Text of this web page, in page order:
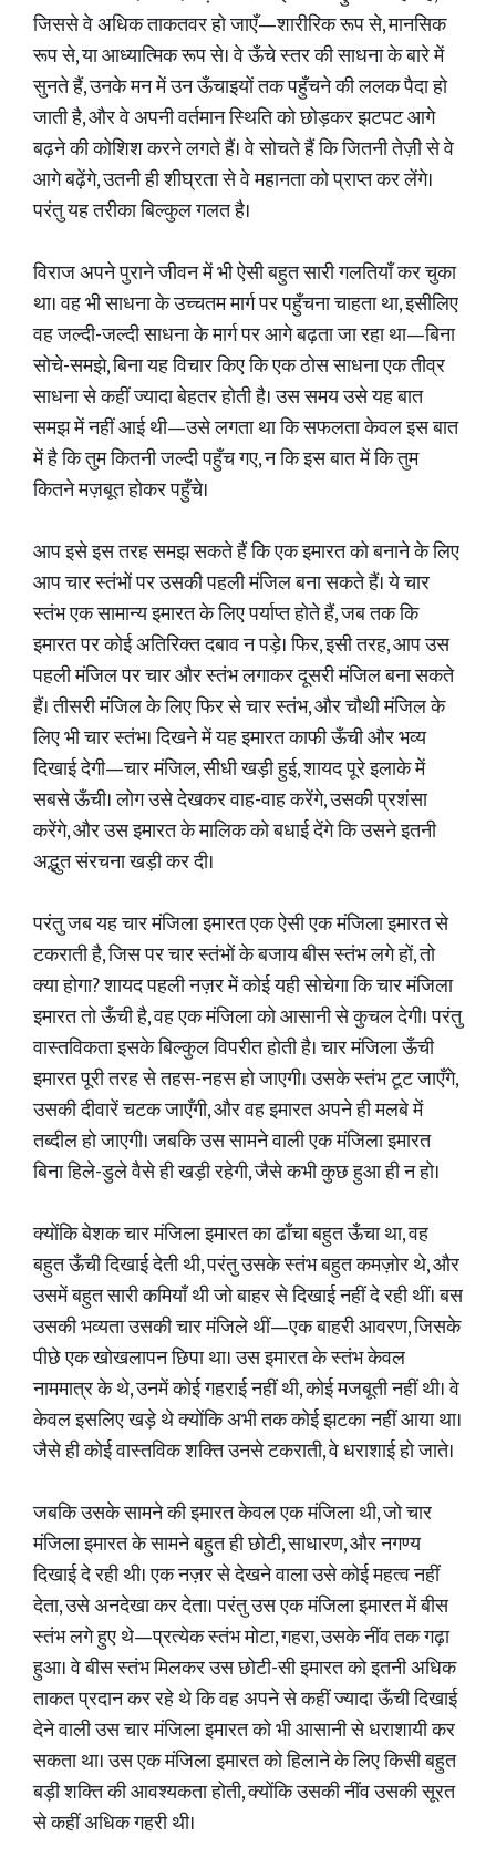
जिससे वे अधिक ताकतवर हो जाएँ—शारीरिक रूप से, मानसिक
रूप से, या आध्यात्मिक रूप से। वे ऊँचे स्तर की साधना के बारे में
सुनते हैं, उनके मन में उन ऊँचाइयों तक पहुँचने की ललक पैदा हो
जाती है, और वे अपनी वर्तमान स्थिति को छोड़कर झटपट आगे
बढ़ने की कोशिश करने लगते हैं। वे सोचते हैं कि जितनी तेज़ी से वे
आगे बढ़ेंगे, उतनी ही शीघ्रता से वे महानता को प्राप्त कर लेंगे।
परंतु यह तरीका बिल्कुल गलत है।
विराज अपने पुराने जीवन में भी ऐसी बहुत सारी गलतियाँ कर चुका
था। वह भी साधना के उच्चतम मार्ग पर पहुँचना चाहता था, इसीलिए
वह जल्दी-जल्दी साधना के मार्ग पर आगे बढ़ता जा रहा था—बिना
सोचे-समझे, बिना यह विचार किए कि एक ठोस साधना एक तीव्र
साधना से कहीं ज्यादा बेहतर होती है। उस समय उसे यह बात
समझ में नहीं आई थी—उसे लगता था कि सफलता केवल इस बात
में है कि तुम कितनी जल्दी पहुँच गए, न कि इस बात में कि तुम
कितने मज़बूत होकर पहुँचे।
आप इसे इस तरह समझ सकते हैं कि एक इमारत को बनाने के लिए
आप चार स्तंभों पर उसकी पहली मंजिल बना सकते हैं। ये चार
स्तंभ एक सामान्य इमारत के लिए पर्याप्त होते हैं, जब तक कि
इमारत पर कोई अतिरिक्त दबाव न पड़े। फिर, इसी तरह, आप उस
पहली मंजिल पर चार और स्तंभ लगाकर दूसरी मंजिल बना सकते
हैं। तीसरी मंजिल के लिए फिर से चार स्तंभ, और चौथी मंजिल के
लिए भी चार स्तंभ। दिखने में यह इमारत काफी ऊँची और भव्य
दिखाई देगी—चार मंजिल, सीधी खड़ी हुई, शायद पूरे इलाके में
सबसे ऊँची। लोग उसे देखकर वाह-वाह करेंगे, उसकी प्रशंसा
करेंगे, और उस इमारत के मालिक को बधाई देंगे कि उसने इतनी
अद्भुत संरचना खड़ी कर दी।
परंतु जब यह चार मंजिला इमारत एक ऐसी एक मंजिला इमारत से
टकराती है, जिस पर चार स्तंभों के बजाय बीस स्तंभ लगे हों, तो
क्या होगा? शायद पहली नज़र में कोई यही सोचेगा कि चार मंजिला
इमारत तो ऊँची है, वह एक मंजिला को आसानी से कुचल देगी। परंतु
वास्तविकता इसके बिल्कुल विपरीत होती है। चार मंजिला ऊँची
इमारत पूरी तरह से तहस-नहस हो जाएगी। उसके स्तंभ टूट जाएँगे,
उसकी दीवारें चटक जाएँगी, और वह इमारत अपने ही मलबे में
तब्दील हो जाएगी। जबकि उस सामने वाली एक मंजिला इमारत
बिना हिले-डुले वैसे ही खड़ी रहेगी, जैसे कभी कुछ हुआ ही न हो।
क्योंकि बेशक चार मंजिला इमारत का ढाँचा बहुत ऊँचा था, वह
बहुत ऊँची दिखाई देती थी, परंतु उसके स्तंभ बहुत कमज़ोर थे, और
उसमें बहुत सारी कमियाँ थी जो बाहर से दिखाई नहीं दे रही थीं। बस
उसकी भव्यता उसकी चार मंजिले थीं—एक बाहरी आवरण, जिसके
पीछे एक खोखलापन छिपा था। उस इमारत के स्तंभ केवल
नाममात्र के थे, उनमें कोई गहराई नहीं थी, कोई मजबूती नहीं थी। वे
केवल इसलिए खड़े थे क्योंकि अभी तक कोई झटका नहीं आया था।
जैसे ही कोई वास्तविक शक्ति उनसे टकराती, वे धराशाई हो जाते।
जबकि उसके सामने की इमारत केवल एक मंजिला थी, जो चार
मंजिला इमारत के सामने बहुत ही छोटी, साधारण, और नगण्य
दिखाई दे रही थी। एक नज़र से देखने वाला उसे कोई महत्व नहीं
देता, उसे अनदेखा कर देता। परंतु उस एक मंजिला इमारत में बीस
स्तंभ लगे हुए थे—प्रत्येक स्तंभ मोटा, गहरा, उसके नींव तक गढ़ा
हुआ। वे बीस स्तंभ मिलकर उस छोटी-सी इमारत को इतनी अधिक
ताकत प्रदान कर रहे थे कि वह अपने से कहीं ज्यादा ऊँची दिखाई
देने वाली उस चार मंजिला इमारत को भी आसानी से धराशायी कर
सकता था। उस एक मंजिला इमारत को हिलाने के लिए किसी बहुत
बड़ी शक्ति की आवश्यकता होती, क्योंकि उसकी नींव उसकी सूरत
से कहीं अधिक गहरी थी।